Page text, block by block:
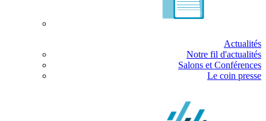
Actualités
Notre fil d'actualités
Salons et Conférences
Le coin presse